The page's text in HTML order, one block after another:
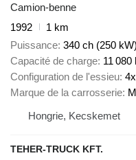
Camion-benne
1992
1 km
Puissance 340 ch (250 kW)
Capacité de charge 11 080
Configuration de l'essieu
Marque de la carrosserie
Hongrie, Kecskemet
TEHER-TRUCK KFT.